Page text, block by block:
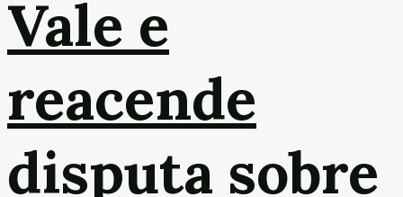
Vale e
reacende
disputa sobre